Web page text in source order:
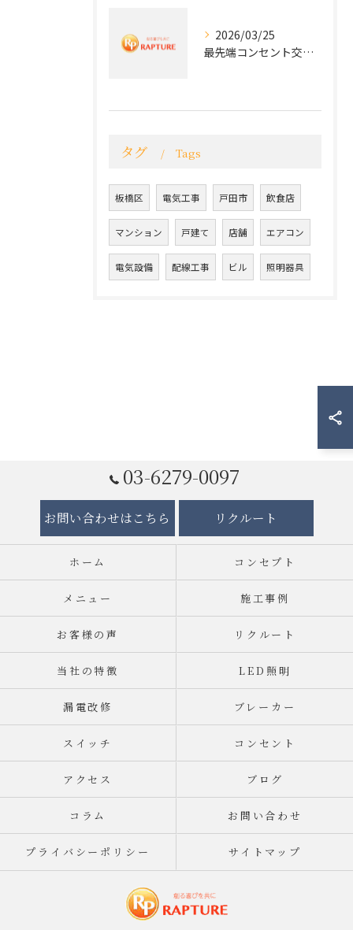
2026/03/25
最先端コンセント交換で実現する安全と快適な住環境
タグ Tags
板橋区 電気工事 戸田市 飲食店
マンション 戸建て 店舗 エアコン
電気設備 配線工事 ビル 照明器具
03-6279-0097
お問い合わせはこちら リクルート
ホーム コンセプト
メニュー 施工事例
お客様の声 リクルート
当社の特徴 LED照明
漏電改修 ブレーカー
スイッチ コンセント
アクセス ブログ
コラム お問い合わせ
プライバシーポリシー サイトマップ